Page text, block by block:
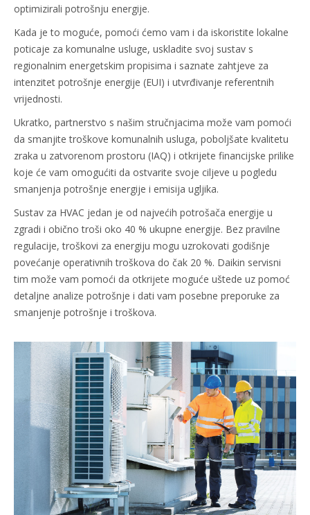
optimizirali potrošnju energije.
Kada je to moguće, pomoći ćemo vam i da iskoristite lokalne
poticaje za komunalne usluge, uskladite svoj sustav s
regionalnim energetskim propisima i saznate zahtjeve za
intenzitet potrošnje energije (EUI) i utvrđivanje referentnih
vrijednosti.
Ukratko, partnerstvo s našim stručnjacima može vam pomoći
da smanjite troškove komunalnih usluga, poboljšate kvalitetu
zraka u zatvorenom prostoru (IAQ) i otkrijete financijske prilike
koje će vam omogućiti da ostvarite svoje ciljeve u pogledu
smanjenja potrošnje energije i emisija ugljika.
Sustav za HVAC jedan je od najvećih potrošača energije u
zgradi i obično troši oko 40 % ukupne energije. Bez pravilne
regulacije, troškovi za energiju mogu uzrokovati godišnje
povećanje operativnih troškova do čak 20 %. Daikin servisni
tim može vam pomoći da otkrijete moguće uštede uz pomoć
detaljne analize potrošnje i dati vam posebne preporuke za
smanjenje potrošnje i troškova.